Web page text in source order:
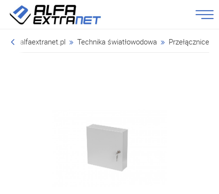
alfaextranet.pl Technika światłowodowa Przełącznice